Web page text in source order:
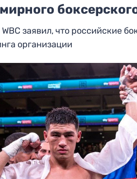
WBC заявил, что российские
организации